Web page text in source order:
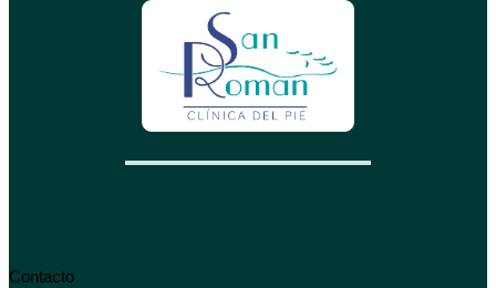
Contacto